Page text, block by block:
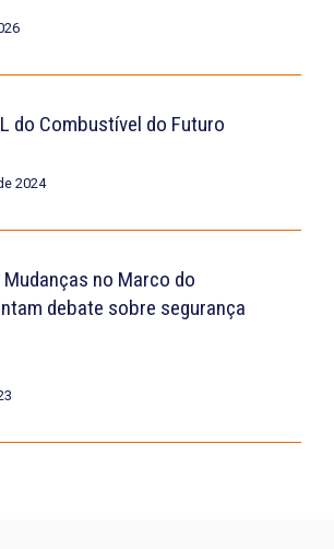
do Combustível do Futuro
2024
no Marco do
debate sobre segurança